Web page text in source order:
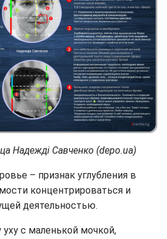
Надежді Савченко (depo.ua)
– признак углубления в
концентрироваться и
деятельностью.
с маленькой мочкой,